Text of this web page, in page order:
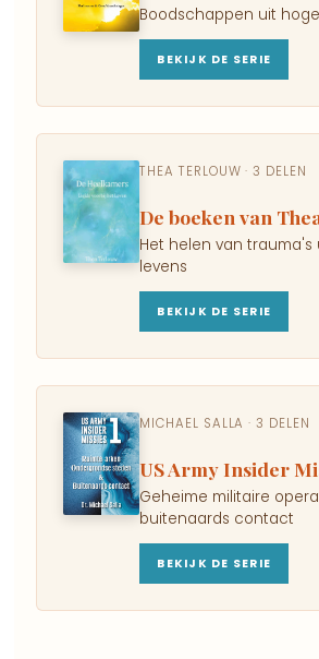
Boodschappen uit
BEKIJK DE SERIE
THEA TERLOUW · 3 DELEN
De boeken van
Het helen van trauma's
levens
BEKIJK DE SERIE
MICHAEL SALLA · 3 DELEN
US Army Insider
Geheime militaire
buitenaards contact
BEKIJK DE SERIE